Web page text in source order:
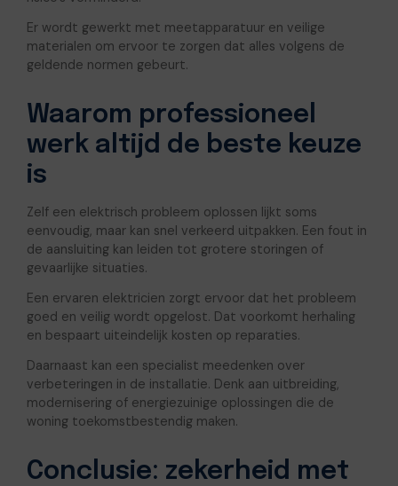
Er wordt gewerkt met meetapparatuur en veilige
materialen om ervoor te zorgen dat alles volgens de
geldende normen gebeurt.
Waarom professioneel
werk altijd de beste keuze
is
Zelf een elektrisch probleem oplossen lijkt soms
eenvoudig, maar kan snel verkeerd uitpakken. Een fout in
de aansluiting kan leiden tot grotere storingen of
gevaarlijke situaties.
Een ervaren elektricien zorgt ervoor dat het probleem
goed en veilig wordt opgelost. Dat voorkomt herhaling
en bespaart uiteindelijk kosten op reparaties.
Daarnaast kan een specialist meedenken over
verbeteringen in de installatie. Denk aan uitbreiding,
modernisering of energiezuinige oplossingen die de
woning toekomstbestendig maken.
Conclusie: zekerheid met